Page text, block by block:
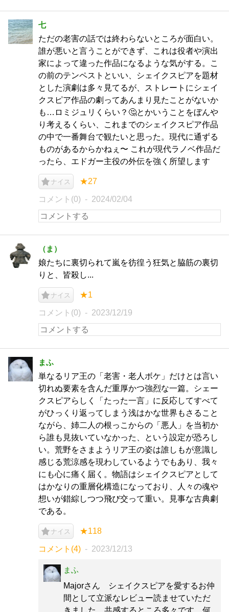
七
ただの老害の話では終わらないところが面白い。
誰が悪いと言うことができず、これは役者や演出
家によって違った作品になるような気がする。こ
の前のテンペストといい、シェイクスピアを題材
とした演劇は多々見てるが、ストレートにシェイ
クスピア作品の劇ってあんまり見たことがないか
も…ロミジュリくらい？🤔とかいうことをぼんや
り考えるくらい、これまでのシェイクスピア作品
の中で一番舞台で観たいと思った。現代に通ずる
ものがあるからかねぇ〜 これが現代ラノベ作品だ
ったら、エドガー主役の外伝を強く所望します
ナイス ★27
コメント(0) 2024/02/04
（ま）
娘たちに裏切られて嵐を彷徨う狂気と脇筋の裏切
りと、皆殺し...
ナイス ★1
コメント(0) 2023/12/19
まふ
単なるリア王の「老害・老人ボケ」だけとは言い
切れぬ要素を含んだ重厚かつ強烈な一篇。シェー
クスピアらしく「たった一言」に反応してすべて
がひっくり返ってしまう浅はかな世界もさること
ながら、姉二人の根っこからの「悪人」を当初か
ら誰も見抜いていなかった、という設定が恐ろし
い。荒野をさまようリア王の姿は誰しもが意識し
感じる荒涼感を現わしているようでもあり、我々
にも心に痛く届く。物語はシェイクスピアとして
はかなりの重層化構造になっており、人々の魂や
想いが錯綜しつつ飛び交って重い。見事な古典劇
である。
ナイス ★118
コメント(4) 2023/12/13
まふ
Majorさん シェイクスピアを愛するお仲
間として立派なレビュー読ませていただ
きました。共感するところ多々です。何